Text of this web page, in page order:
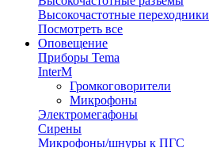
Высокочастотные переходники
Посмотреть все
Оповещение
Приборы Tema
InterM
Громкоговорители
Микрофоны
Электромегафоны
Сирены
Микрофоны/шнуры к ПГС